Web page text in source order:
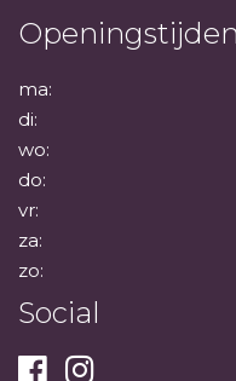
Openingstijden
ma:
di:
wo:
do:
vr:
za:
zo:
Social